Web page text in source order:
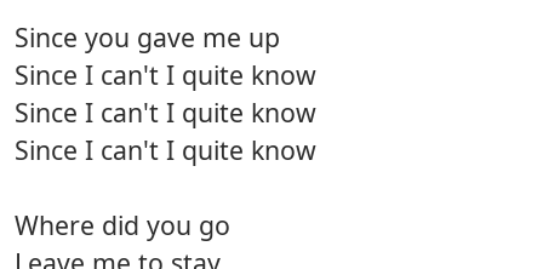
Since you gave me up
Since I can't I quite know
Since I can't I quite know
Since I can't I quite know
Where did you go